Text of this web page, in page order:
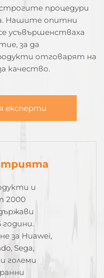
процедури
Нашите опитни
усъвършенстваха
за да
отговарят на
качество.
експерти
и
2000
години.
за Huawei,
Sega,
големи